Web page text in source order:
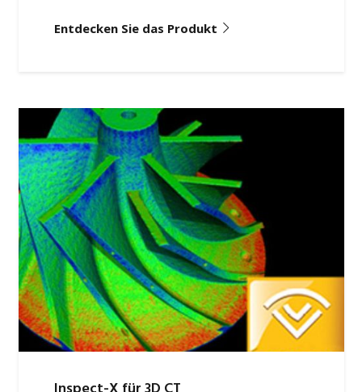
Entdecken Sie das Produkt